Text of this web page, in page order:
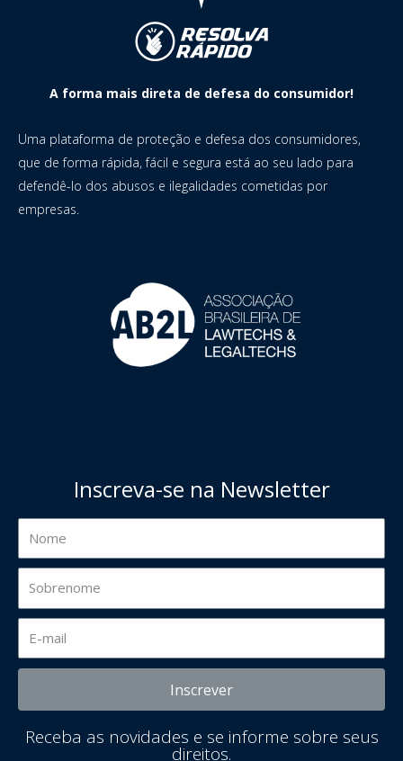
A forma mais direta de defesa do consumidor!
Uma plataforma de proteção e defesa dos consumidores,
que de forma rápida, fácil e segura está ao seu lado para
defendê-lo dos abusos e ilegalidades cometidas por
empresas.
Inscreva-se na Newsletter
Inscrever
Receba as novidades e se informe sobre seus
direitos.